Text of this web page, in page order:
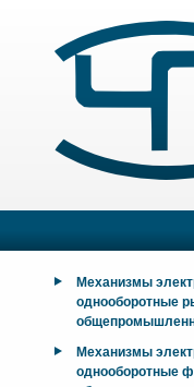
Механизмы
однооборотные
Механизмы
однооборотные